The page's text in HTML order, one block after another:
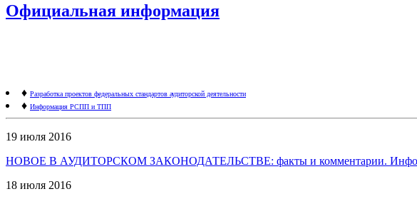
Официальная информация
♦ Разработка проектов федеральных стандартов аудиторской деятельности
♦ Информация РСПП и ТПП
19 июля 2016
НОВОЕ В АУДИТОРСКОМ ЗАКОНОДАТЕЛЬСТВЕ: факты и комментарии.
18 июля 2016